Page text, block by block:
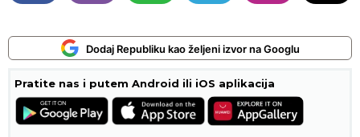
Dodaj Republiku kao željeni izvor na Googlu
Pratite nas i putem Android ili iOS aplikacija